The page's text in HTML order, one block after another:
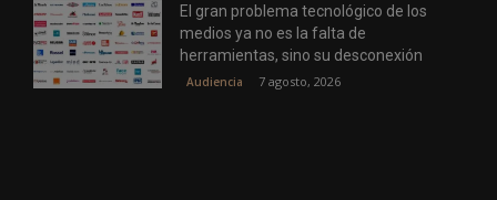
El gran problema tecnológico de los
medios ya no es la falta de
herramientas, sino su desconexión
Audiencia 7 agosto, 2026